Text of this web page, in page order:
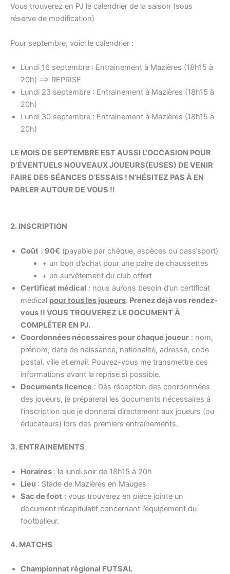
Vous trouverez en PJ le calendrier de la saison (sous
réserve de modification)
Pour septembre, voici le calendrier :
Lundi 16 septembre : Entrainement à Mazières (18h15 à
20h) ==> REPRISE
Lundi 23 septembre : Entrainement à Mazières (18h15 à
20h)
Lundi 30 septembre : Entrainement à Mazières (18h15 à
20h)
LE MOIS DE SEPTEMBRE EST AUSSI L’OCCASION POUR
D’ÉVENTUELS NOUVEAUX JOUEURS(EUSES) DE VENIR
FAIRE DES SÉANCES D’ESSAIS ! N’HÉSITEZ PAS À EN
PARLER AUTOUR DE VOUS !!
2. INSCRIPTION
Coût : 90€ (payable par chèque, espèces ou pass’sport)
+ un bon d’achat pour une paire de chaussettes
+ un survêtement du club offert
Certificat médical : nous aurons besoin d’un certificat
médical pour tous les joueurs. Prenez déjà vos rendez-
vous !! VOUS TROUVEREZ LE DOCUMENT À
COMPLÉTER EN PJ.
Coordonnées nécessaires pour chaque joueur : nom,
prénom, date de naissance, nationalité, adresse, code
postal, ville et email. Pouvez-vous me transmettre ces
informations avant la reprise si possible.
Documents licence : Dès réception des coordonnées
des joueurs, je préparerai les documents nécessaires à
l’inscription que je donnerai directement aux joueurs (ou
éducateurs) lors des premiers entraînements.
3. ENTRAINEMENTS
Horaires : le lundi soir de 18h15 à 20h
Lieu : Stade de Mazières en Mauges
Sac de foot : vous trouverez en pièce jointe un
document récapitulatif concernant l’équipement du
footballeur.
4. MATCHS
Championnat régional FUTSAL